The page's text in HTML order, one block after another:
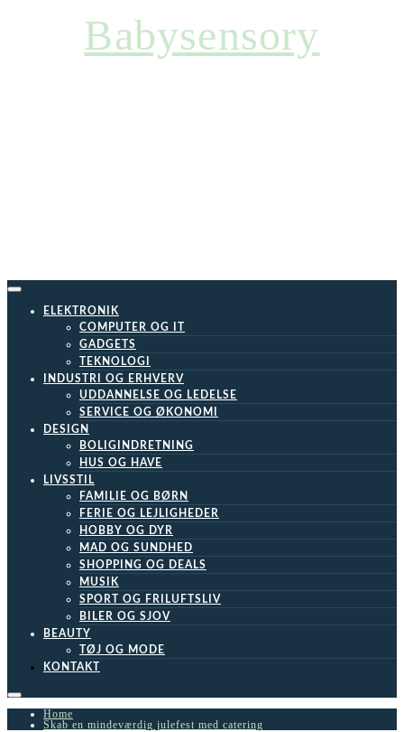
Babysensory
ELEKTRONIK
COMPUTER OG IT
GADGETS
TEKNOLOGI
INDUSTRI OG ERHVERV
UDDANNELSE OG LEDELSE
SERVICE OG ØKONOMI
DESIGN
BOLIGINDRETNING
HUS OG HAVE
LIVSSTIL
FAMILIE OG BØRN
FERIE OG LEJLIGHEDER
HOBBY OG DYR
MAD OG SUNDHED
SHOPPING OG DEALS
MUSIK
SPORT OG FRILUFTSLIV
BILER OG SJOV
BEAUTY
TØJ OG MODE
KONTAKT
Home
Skab en mindeværdig julefest med catering